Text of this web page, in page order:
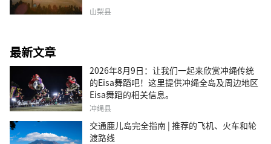
山梨县
最新文章
2026年8月9日：让我们一起来欣赏冲绳传统
的Eisa舞蹈吧！这里提供冲绳全岛及周边地区
Eisa舞蹈的相关信息。
冲绳县
交通鹿儿岛完全指南 | 推荐的飞机、火车和轮
渡路线